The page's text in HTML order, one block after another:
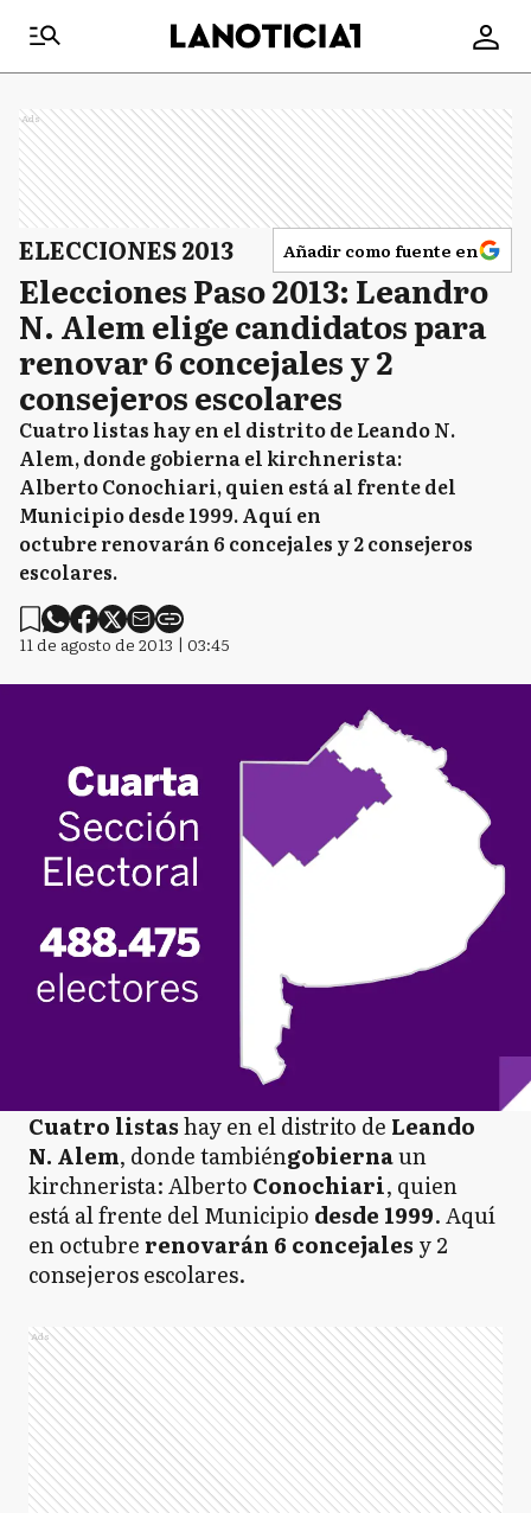
Ads
ELECCIONES 2013 Añadir como fuente en
Elecciones Paso 2013: Leandro
N. Alem elige candidatos para
renovar 6 concejales y 2
consejeros escolares
Cuatro listas hay en el distrito de Leando N.
Alem, donde gobierna el kirchnerista:
Alberto Conochiari, quien está al frente del
Municipio desde 1999. Aquí en
octubre renovarán 6 concejales y 2 consejeros
escolares.
11 de agosto de 2013 | 03:45
Cuatro listashay en el distrito de Leando
N. Alem, donde tambiéngobiernaun
kirchnerista: Alberto Conochiari, quien
está al frente del Municipio desde 1999. Aquí
en octubre renovarán 6 concejales y 2
consejeros escolares.
Ads